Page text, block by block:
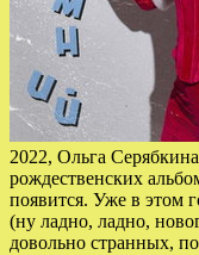
2022, Ольга
рождественских
появится. Уже в этом
(ну ладно, ладно,
довольно странных,